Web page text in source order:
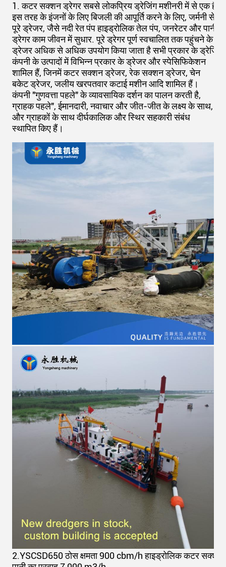
1. कटर सक्शन ड्रेगर सबसे लोकप्रिय ड्रेजिंग मशीनरी में से एक है.
इस तरह के इंजनों के लिए बिजली की आपूर्ति करने के लिए, जर्मनी से
पूरे ड्रेजर, जैसे नदी रेत पंप हाइड्रोलिक तेल पंप, जनरेटर और पानी पंप
ड्रेगर काम जीवन में सुधार. पूरे ड्रेगर पूर्ण स्वचालित तक पहुंचने के
ड्रेजर अधिक से अधिक उपयोग किया जाता है सभी प्रकार के ड्रेजिंग
कंपनी के उत्पादों में विभिन्न प्रकार के ड्रेजर और स्पेसिफिकेशन
शामिल हैं, जिनमें कटर सक्शन ड्रेजर, रेक सक्शन ड्रेजर, चेन
बकेट ड्रेजर, जलीय खरपतवार कटाई मशीन आदि शामिल हैं।
कंपनी "गुणवत्ता पहले" के व्यावसायिक दर्शन का पालन करती है,
ग्राहक पहले", ईमानदारी, नवाचार और जीत-जीत के लक्ष्य के साथ,
और ग्राहकों के साथ दीर्घकालिक और स्थिर सहकारी संबंध
स्थापित किए हैं।
2.YSCSD650 ठोस क्षमता 900 cbm/h हाइड्रोलिक कटर सक्शन